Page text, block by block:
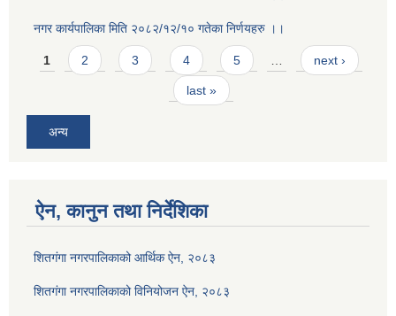
नगर कार्यपालिका मिति २०८२/१२/१० गतेका निर्णयहरु ।।
Pages
1 2 3 4 5 … next ›
last »
अन्य
ऐन, कानुन तथा निर्देशिका
शितगंगा नगरपालिकाको आर्थिक ऐन, २०८३
शितगंगा नगरपालिकाको विनियोजन ऐन, २०८३